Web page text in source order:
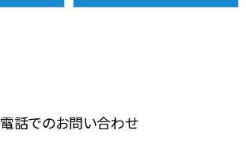
電話でのお問い合わせ